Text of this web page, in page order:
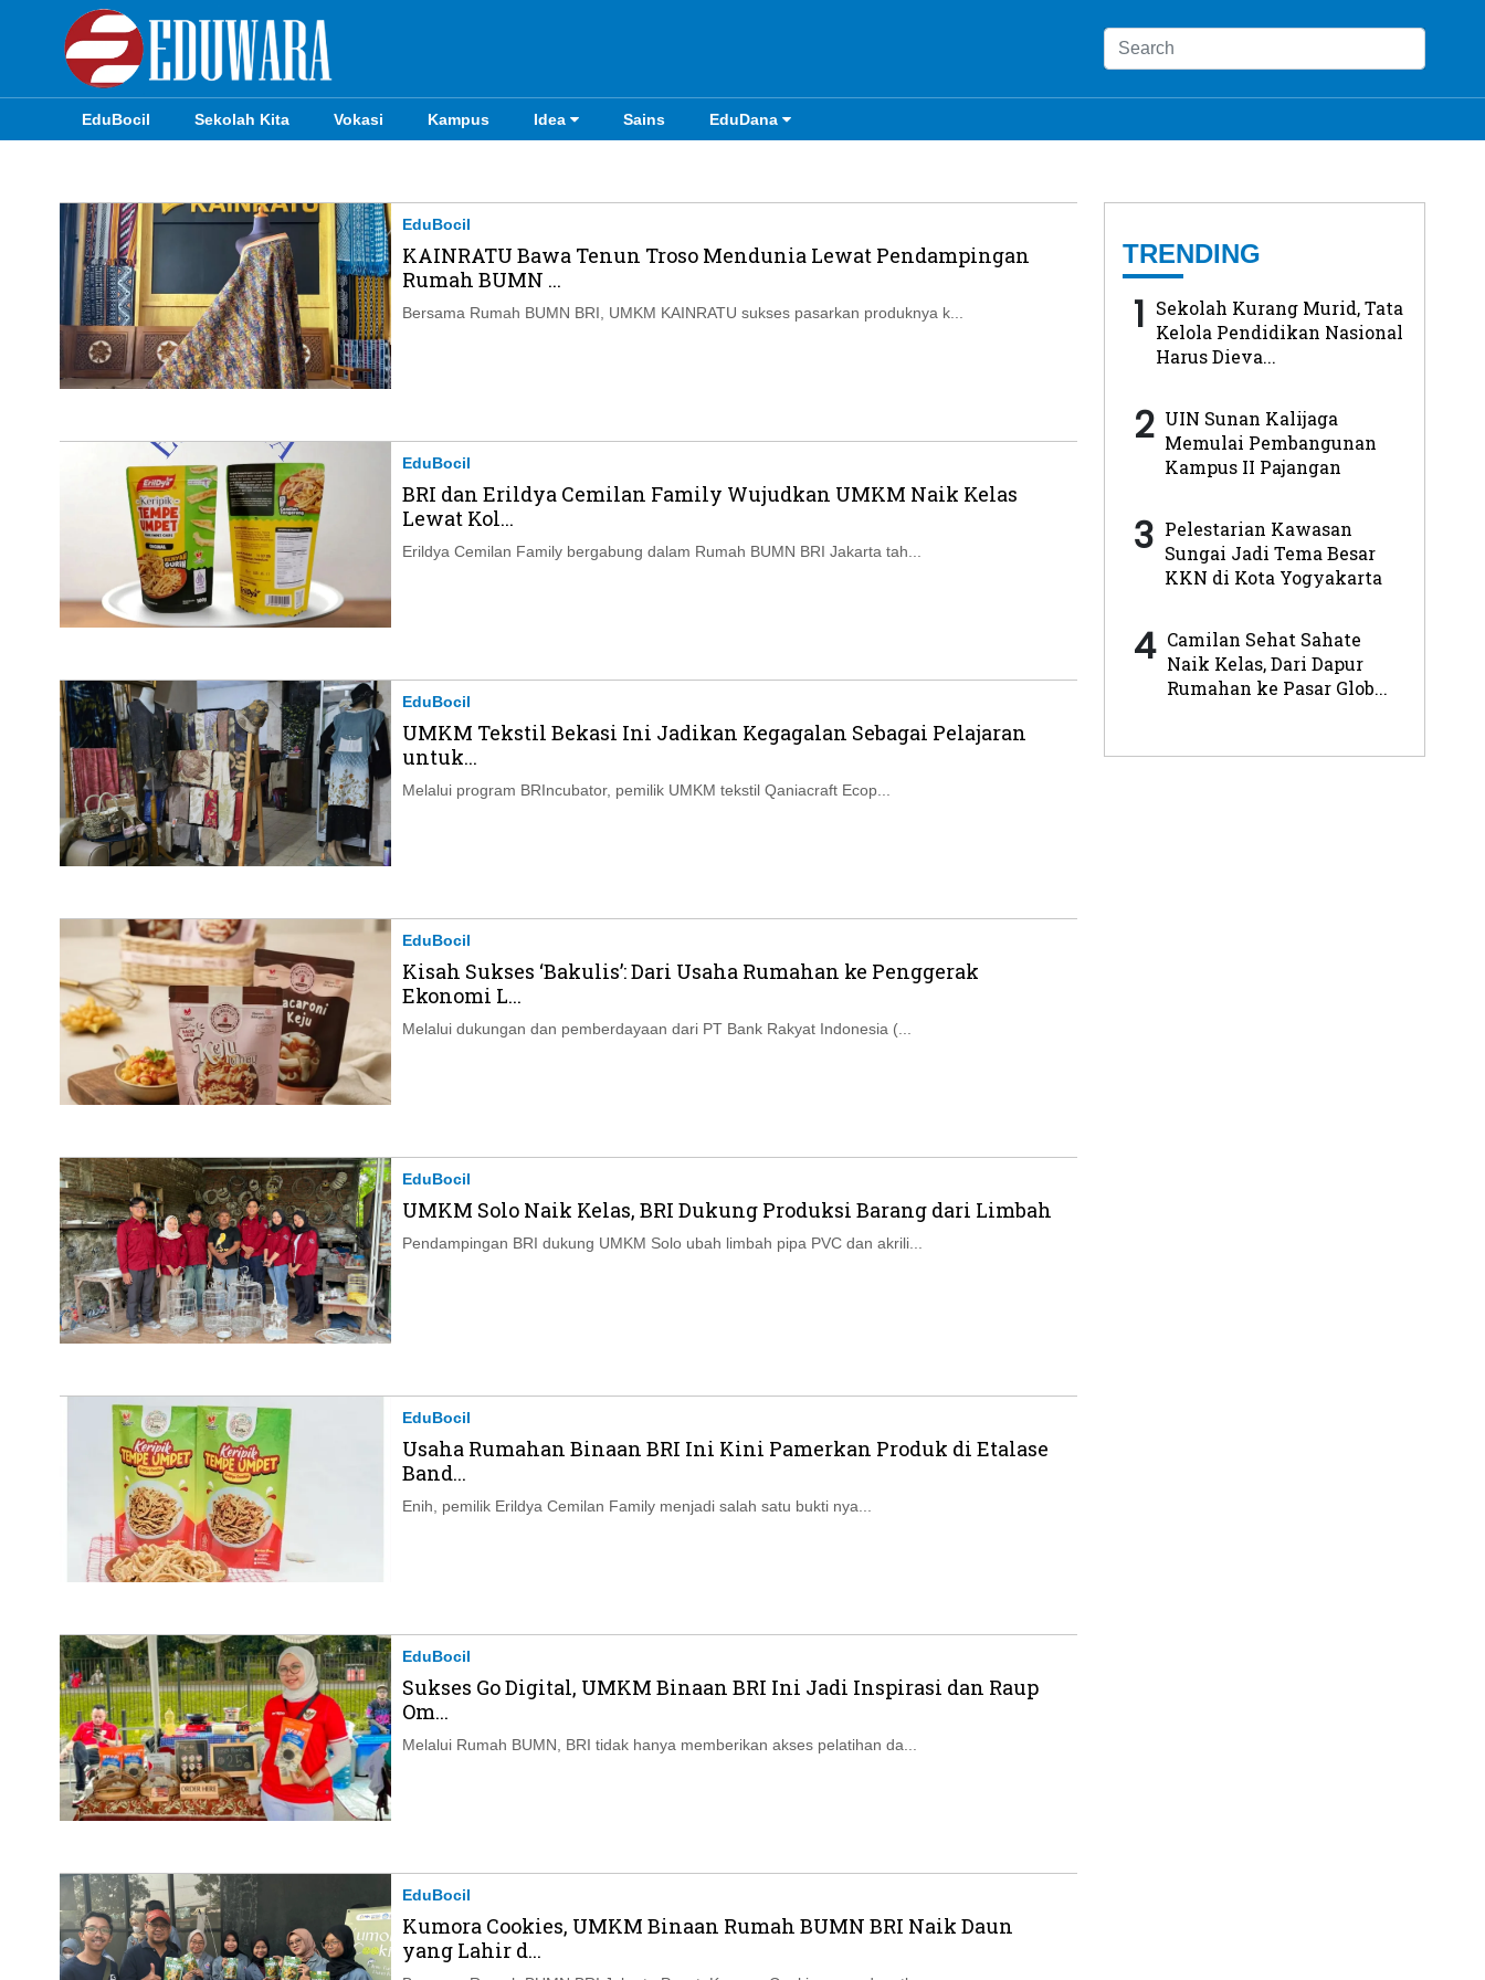
EduBocil Sekolah Kita Vokasi Kampus Idea Sains EduDana
Sekolah Kita
Vokasi
Kampus
Idea
Sains
Ikuti Kami di:
EduBocil
KAINRATU Bawa Tenun Troso Mendunia Lewat Pendampingan
Rumah BUMN ...
Bersama Rumah BUMN BRI, UMKM KAINRATU sukses pasarkan produknya k...
EduBocil
BRI dan Erildya Cemilan Family Wujudkan UMKM Naik Kelas
Lewat Kol...
Erildya Cemilan Family bergabung dalam Rumah BUMN BRI Jakarta tah...
EduBocil
UMKM Tekstil Bekasi Ini Jadikan Kegagalan Sebagai Pelajaran
untuk...
Melalui program BRIncubator, pemilik UMKM tekstil Qaniacraft Ecop...
EduBocil
Kisah Sukses ‘Bakulis’: Dari Usaha Rumahan ke Penggerak
Ekonomi L...
Melalui dukungan dan pemberdayaan dari PT Bank Rakyat Indonesia (...
EduBocil
UMKM Solo Naik Kelas, BRI Dukung Produksi Barang dari Limbah
Pendampingan BRI dukung UMKM Solo ubah limbah pipa PVC dan akrili...
EduBocil
Usaha Rumahan Binaan BRI Ini Kini Pamerkan Produk di Etalase
Band...
Enih, pemilik Erildya Cemilan Family menjadi salah satu bukti nya...
EduBocil
Sukses Go Digital, UMKM Binaan BRI Ini Jadi Inspirasi dan Raup
Om...
Melalui Rumah BUMN, BRI tidak hanya memberikan akses pelatihan da...
EduBocil
Kumora Cookies, UMKM Binaan Rumah BUMN BRI Naik Daun
yang Lahir d...
TRENDING
1 Sekolah Kurang Murid, Tata
Kelola Pendidikan Nasional
Harus Dieva...
2 UIN Sunan Kalijaga
Memulai Pembangunan
Kampus II Pajangan
3 Pelestarian Kawasan
Sungai Jadi Tema Besar
KKN di Kota Yogyakarta
4 Camilan Sehat Sahate
Naik Kelas, Dari Dapur
Rumahan ke Pasar Glob...